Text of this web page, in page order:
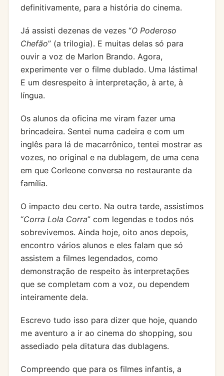
definitivamente, para a história do cinema.
Já assisti dezenas de vezes “O Poderoso
Chefão” (a trilogia). E muitas delas só para
ouvir a voz de Marlon Brando. Agora,
experimente ver o filme dublado. Uma lástima!
E um desrespeito à interpretação, à arte, à
língua.
Os alunos da oficina me viram fazer uma
brincadeira. Sentei numa cadeira e com um
inglês para lá de macarrônico, tentei mostrar as
vozes, no original e na dublagem, de uma cena
em que Corleone conversa no restaurante da
família.
O impacto deu certo. Na outra tarde, assistimos
“Corra Lola Corra” com legendas e todos nós
sobrevivemos. Ainda hoje, oito anos depois,
encontro vários alunos e eles falam que só
assistem a filmes legendados, como
demonstração de respeito às interpretações
que se completam com a voz, ou dependem
inteiramente dela.
Escrevo tudo isso para dizer que hoje, quando
me aventuro a ir ao cinema do shopping, sou
assediado pela ditatura das dublagens.
Compreendo que para os filmes infantis, a